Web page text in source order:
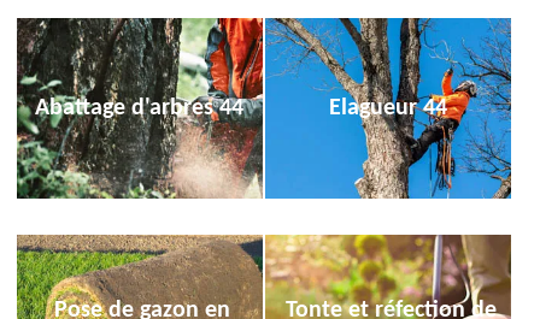
Abattage d'arbres 44 Elagueur 44
Pose de gazon en
Tonte et réfection de